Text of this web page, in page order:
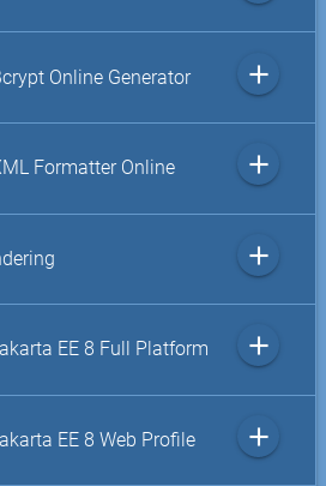
Online Generator add
Formatter Online add
add
EE 8 Full Platform add
EE 8 Web Profile add